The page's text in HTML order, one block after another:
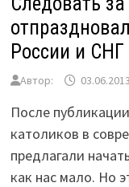
России и СНГ
Автор: 03.06.2013
После
католиков в
предлагали
как нас мало. Но